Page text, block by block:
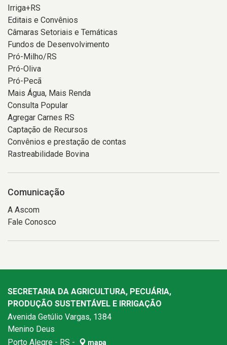
Irriga+RS
Editais e Convênios
Câmaras Setoriais e Temáticas
Fundos de Desenvolvimento
Pró-Milho/RS
Pró-Oliva
Pró-Pecã
Mais Água, Mais Renda
Consulta Popular
Agregar Carnes RS
Captação de Recursos
Convênios e prestação de contas
Rastreabilidade Bovina
Comunicação
A Ascom
Fale Conosco
SECRETARIA DA AGRICULTURA, PECUÁRIA,
PRODUÇÃO SUSTENTÁVEL E IRRIGAÇÃO
Avenida Getúlio Vargas, 1384
Menino Deus
Porto Alegre - RS -
mapa